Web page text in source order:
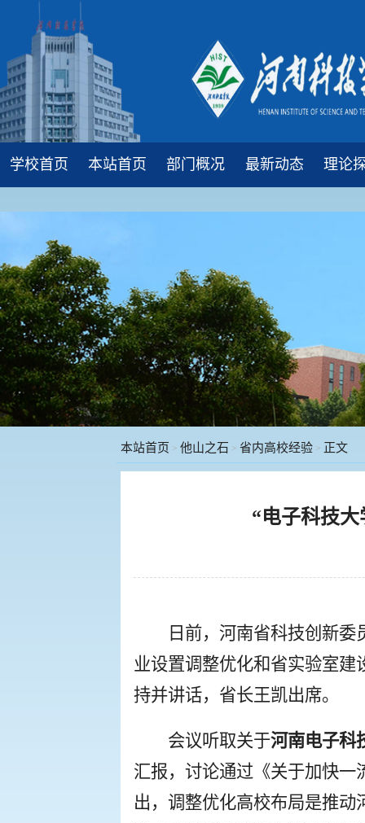
学校首页 本站首页 部门概况 最新动态 理论
本站首页 > 他山之石 > 省内高校经验> 正文
“电子科技
日前，河南省科技创新
业设置调整优化和省实验室
持并讲话，省长王凯出席。
会议听取关于河南电子科
汇报，讨论通过《关于加快
出，调整优化高校布局是推